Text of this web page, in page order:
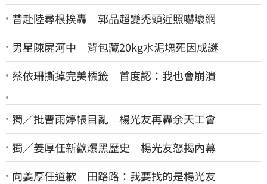
昔赴陸尋根挨轟 郭品超變禿頭近照嚇壞網
男星陳屍河中 背包藏20kg水泥塊死因成謎
蔡依珊撕掉完美標籤 首度認：我也會崩潰
獨／批曹雨婷帳目亂 楊光友再轟余天工會
獨／姜厚任新歡爆黑歷史 楊光友怒揭內幕
向姜厚任道歉 田路路：我要找的是楊光友